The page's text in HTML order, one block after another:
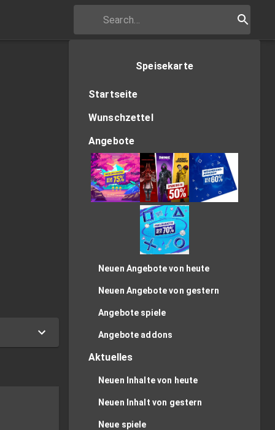
Speisekarte
Startseite
Wunschzettel
Angebote
Neuen Angebote von heute
Neuen Angebote von gestern
Angebote spiele
Angebote addons
Aktuelles
Neuen Inhalte von heute
Neuen Inhalt von gestern
Neue spiele